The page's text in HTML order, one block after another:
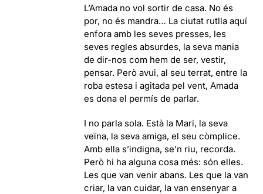
L’Amada no vol sortir de casa. No és
por, no és mandra… La ciutat rutlla aquí
enfora amb les seves presses, les
seves regles absurdes, la seva mania
de dir-nos com hem de ser, vestir,
pensar. Però avui, al seu terrat, entre la
roba estesa i agitada pel vent, Amada
es dona el permís de parlar.
I no parla sola. Està la Mari, la seva
veïna, la seva amiga, el seu còmplice.
Amb ella s’indigna, se’n riu, recorda.
Però hi ha alguna cosa més: són elles.
Les que van venir abans. Les que la van
criar, la van cuidar, la van ensenyar a